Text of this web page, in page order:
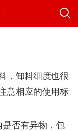
卸料细度也很
意相应的使用标
否有异物，包